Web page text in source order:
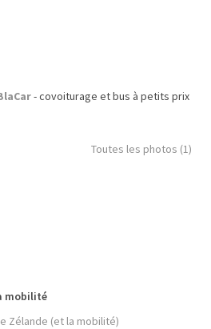
- covoiturage et bus à petits prix
Toutes les photos (1)
mobilité
Zélande (et la mobilité)